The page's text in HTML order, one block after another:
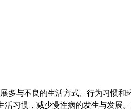
多与不良的生活方式、行为习惯
习惯，减少慢性病的发生与发展